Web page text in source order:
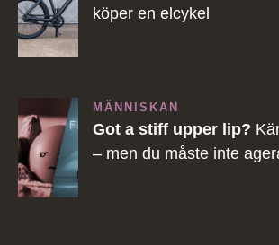
köper en elcykel
MÄNNISKAN
Got a stiff upper lip?
– men du måste inte